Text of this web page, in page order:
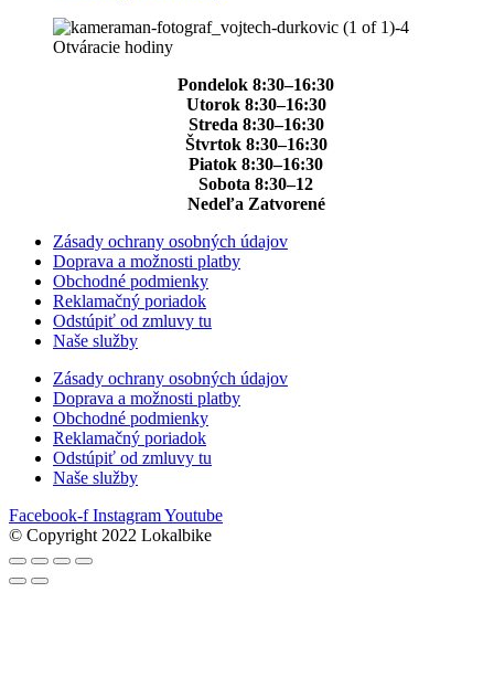
Otváracie hodiny
Pondelok 8:30–16:30
Utorok 8:30–16:30
Streda 8:30–16:30
Štvrtok 8:30–16:30
Piatok 8:30–16:30
Sobota 8:30–12
Nedeľa Zatvorené
Zásady ochrany osobných údajov
Doprava a možnosti platby
Obchodné podmienky
Reklamačný poriadok
Odstúpiť od zmluvy tu
Naše služby
Zásady ochrany osobných údajov
Doprava a možnosti platby
Obchodné podmienky
Reklamačný poriadok
Odstúpiť od zmluvy tu
Naše služby
Facebook-f InstagramYoutube
© Copyright 2022 Lokalbike